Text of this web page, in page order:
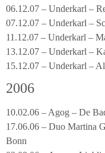
06.12.07 – Underkarl –
07.12.07 – Underkarl –
11.12.07 – Underkarl –
13.12.07 – Underkarl –
15.12.07 – Underkarl –
2006
10.02.06 – Agog – De
17.06.06 – Duo Martina
Bonn